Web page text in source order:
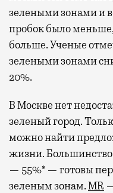
зелеными зонами и
пробок было
больше. Ученые
зелеными зонами
20%.
В Москве нет
зеленый город.
можно найти
жизни.
— 55%* — готовы
зеленым зонам.MR